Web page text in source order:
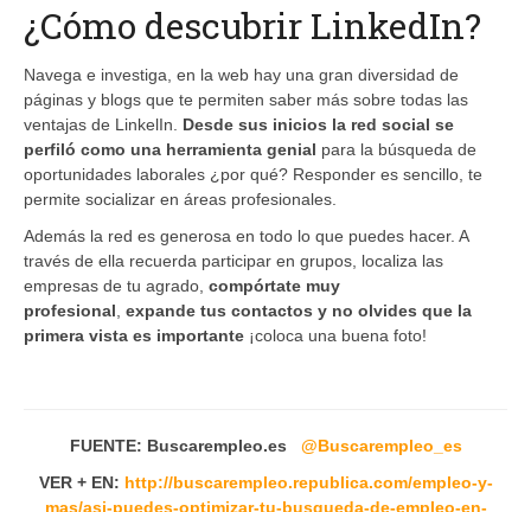
¿Cómo descubrir LinkedIn?
Navega e investiga, en la web hay una gran diversidad de
páginas y blogs que te permiten saber más sobre todas las
ventajas de LinkelIn. Desde sus inicios la red social se
perfiló como una herramienta genial para la búsqueda de
oportunidades laborales ¿por qué? Responder es sencillo, te
permite socializar en áreas profesionales.
Además la red es generosa en todo lo que puedes hacer. A
través de ella recuerda participar en grupos, localiza las
empresas de tu agrado, compórtate muy
profesional expande tus contactos y no olvides que la
primera vista es importante ¡coloca una buena foto!
FUENTE: Buscarempleo.es @Buscarempleo_es
VER + EN: http://buscarempleo.republica.com/empleo-y-
mas/asi-puedes-optimizar-tu-busqueda-de-empleo-en-